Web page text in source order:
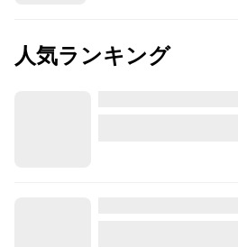
人気ランキング